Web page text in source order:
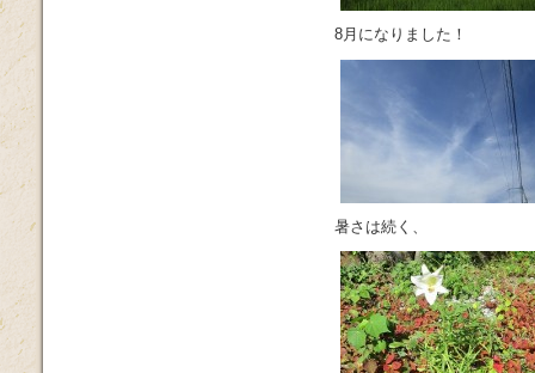
8月になりました！
暑さは続く、